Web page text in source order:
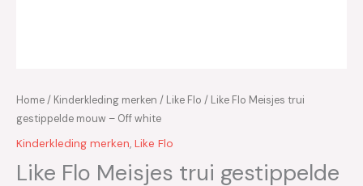
Home/ Kinderkleding merken / Like Flo / Like Flo Meisjes trui
gestippelde mouw – Off white
Kinderkleding merken, Like Flo
Like Flo Meisjes trui gestippelde